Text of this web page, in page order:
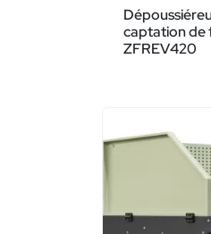
captation de
ZFREV420